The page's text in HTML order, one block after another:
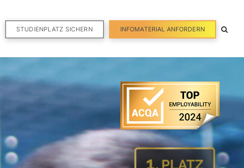
STUDIENPLATZ SICHERN INFOMATERIAL ANFORDERN